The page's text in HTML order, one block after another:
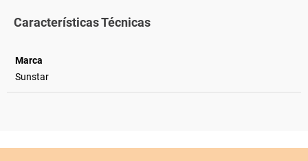
Características Técnicas
Marca
Sunstar